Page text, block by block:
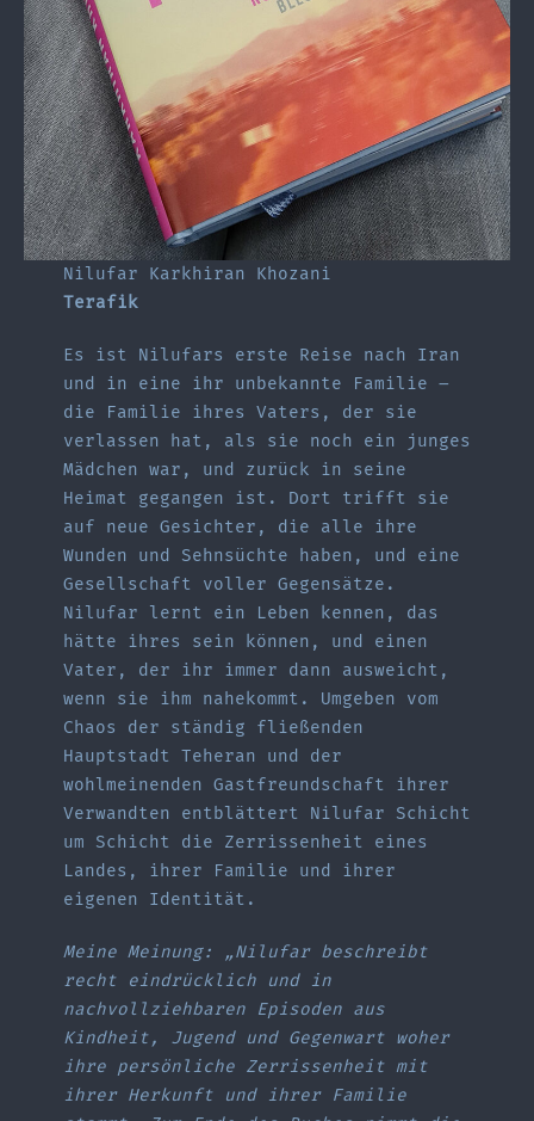
Nilufar Karkhiran Khozani
Terafik
Es ist Nilufars erste Reise nach Iran
und in eine ihr unbekannte Familie –
die Familie ihres Vaters, der sie
verlassen hat, als sie noch ein junges
Mädchen war, und zurück in seine
Heimat gegangen ist. Dort trifft sie
auf neue Gesichter, die alle ihre
Wunden und Sehnsüchte haben, und eine
Gesellschaft voller Gegensätze.
Nilufar lernt ein Leben kennen, das
hätte ihres sein können, und einen
Vater, der ihr immer dann ausweicht,
wenn sie ihm nahekommt. Umgeben vom
Chaos der ständig fließenden
Hauptstadt Teheran und der
wohlmeinenden Gastfreundschaft ihrer
Verwandten entblättert Nilufar Schicht
um Schicht die Zerrissenheit eines
Landes, ihrer Familie und ihrer
eigenen Identität.
Meine Meinung: „Nilufar beschreibt
recht eindrücklich und in
nachvollziehbaren Episoden aus
Kindheit, Jugend und Gegenwart woher
ihre persönliche Zerrissenheit mit
ihrer Herkunft und ihrer Familie